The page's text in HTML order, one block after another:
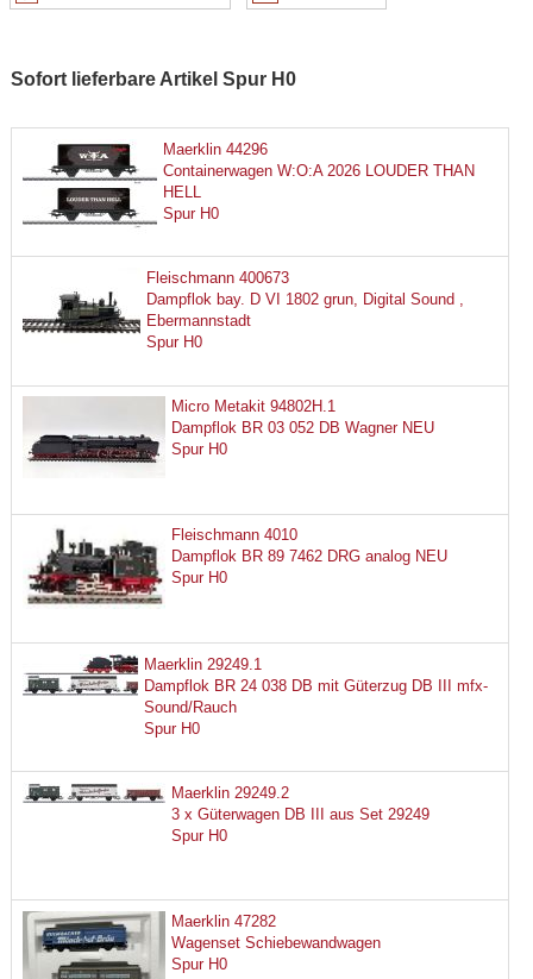
Sofort lieferbare Artikel Spur H0
Maerklin 44296
Containerwagen W:O:A 2026 LOUDER THAN
HELL
Spur H0
Fleischmann 400673
Dampflok bay. D VI 1802 grun, Digital Sound ,
Ebermannstadt
Spur H0
Micro Metakit 94802H.1
Dampflok BR 03 052 DB Wagner NEU
Spur H0
Fleischmann 4010
Dampflok BR 89 7462 DRG analog NEU
Spur H0
Maerklin 29249.1
Dampflok BR 24 038 DB mit Güterzug DB III mfx-
Sound/Rauch
Spur H0
Maerklin 29249.2
3 x Güterwagen DB III aus Set 29249
Spur H0
Maerklin 47282
Wagenset Schiebewandwagen
Spur H0